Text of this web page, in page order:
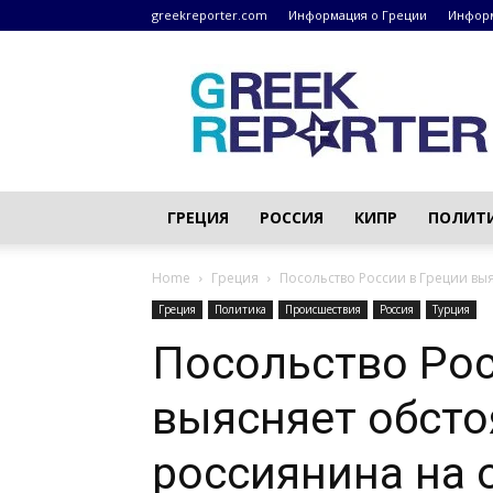
greekreporter.com Информация о Греции
Греческие
новости
–
greekreporter.com
ГРЕЦИЯ РОССИЯ КИПР
Home Греция Посольство России в Греции
Греция Политика Происшествия Россия Турция
Посольство
выясняет
россиянина на